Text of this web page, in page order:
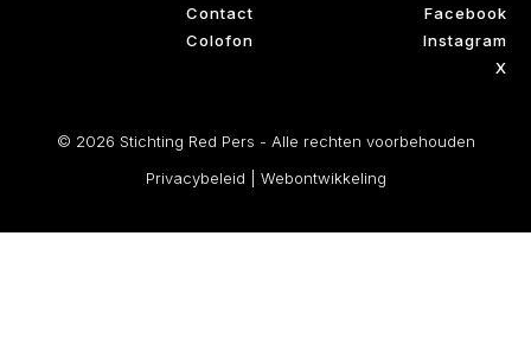
Contact
Colofon
Facebook
Instagram
X
© 2026 Stichting Red Pers - Alle rechten voorbehouden
Privacybeleid
Webontwikkeling